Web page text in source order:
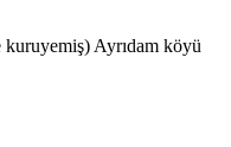
kuruyemiş) Ayrıdam köyü